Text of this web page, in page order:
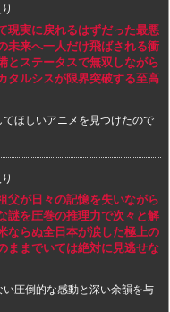
現実に戻れるはずだった最悪
未来へ一人だけ飛ばされる衝
とステータスで無双しながら
タルシスが限界突破する至高
ほしいアニメを見つけたので
父が日々の記憶を失いながら
謎を圧巻の推理力で次々と解
ならぬ全日本が涙した極上の
ままでいては絶対に見逃せな
圧倒的な感動と深い余韻を与